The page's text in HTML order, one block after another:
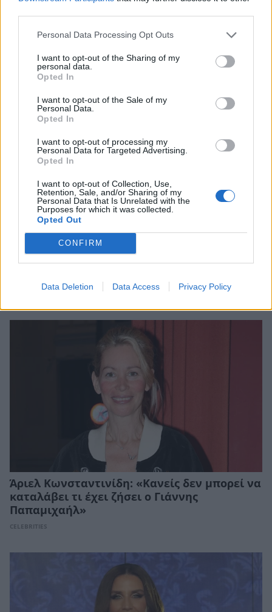
Personal Data Processing Opt Outs
I want to opt-out of the Sharing of my
personal data.
Opted In
I want to opt-out of the Sale of my
Personal Data.
Opted In
I want to opt-out of processing my
Personal Data for Targeted Advertising.
Opted In
I want to opt-out of Collection, Use,
Retention, Sale, and/or Sharing of my
Personal Data that Is Unrelated with the
Purposes for which it was collected.
Opted Out
CONFIRM
Data Deletion Data Access Privacy Policy
Σίσσυ Χρηστίδου: Ποζάρει με φόντο το
ηλιοβασίλεμα στα Χανιά και κλέβει τις
CELEBRITIES
Άννα Μαρία Βέλλη: Απέτυχε η πρωτότυπη
ιδέα που είχε για τον γάμο της – «Δεν θα το
Άριελ Κωνσταντινίδη: «Κανείς δεν μπορεί να
καταλάβει τι έχει ζήσει ο Γιάννης
Παπαμιχαήλ»
CELEBRITIES